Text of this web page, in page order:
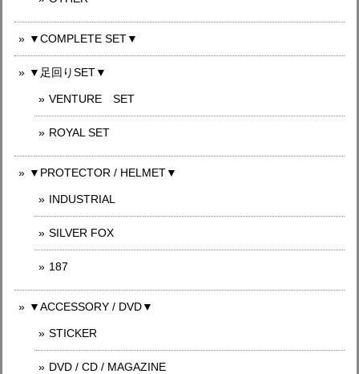
▼COMPLETE SET▼
▼足回りSET▼
VENTURE SET
ROYAL SET
▼PROTECTOR / HELMET▼
INDUSTRIAL
SILVER FOX
187
▼ACCESSORY / DVD▼
STICKER
DVD / CD / MAGAZINE